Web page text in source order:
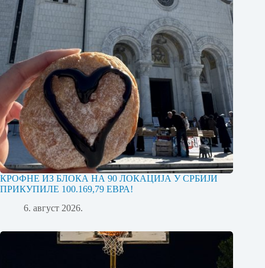
КРОФНЕ ИЗ БЛОКА НА 90 ЛОКАЦИЈА У СРБИЈИ
ПРИКУПИЛЕ 100.169,79 ЕВРА!
6. август 2026.